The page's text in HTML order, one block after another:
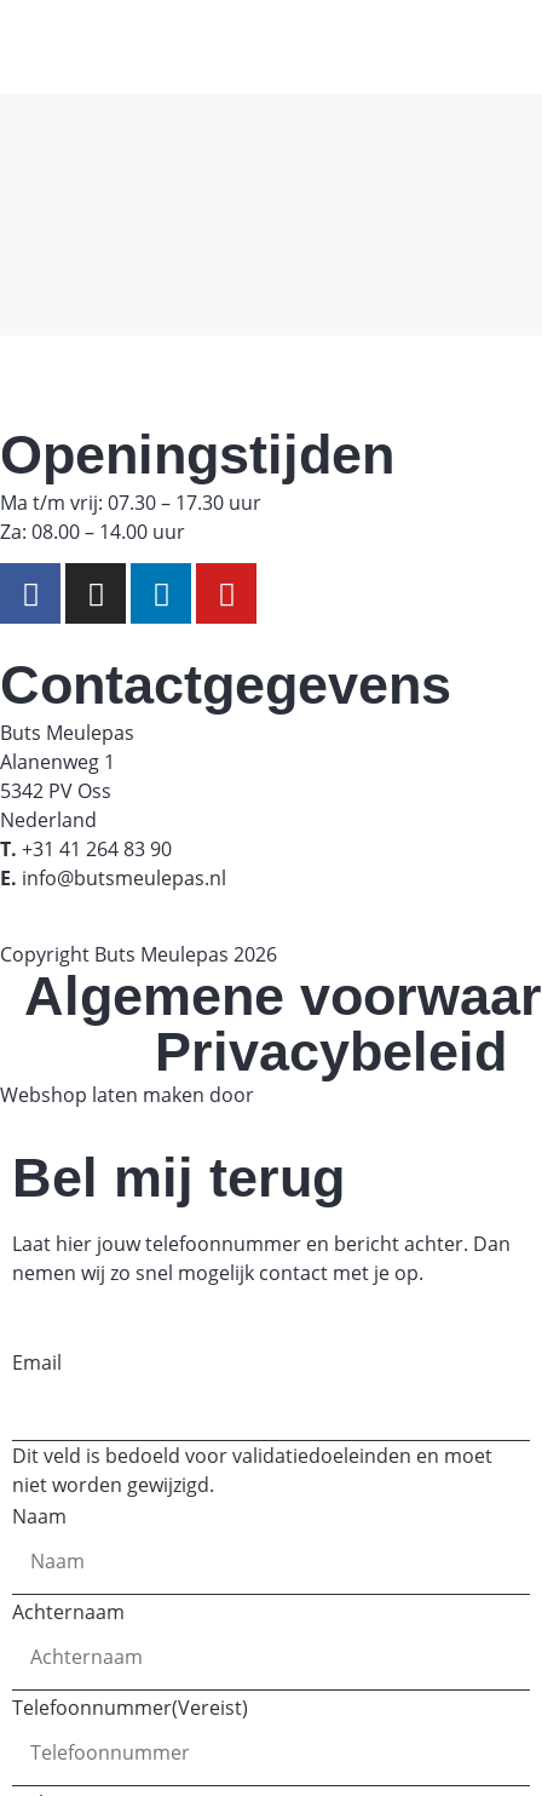
Openingstijden
Ma t/m vrij: 07.30 – 17.30 uur
Za: 08.00 – 14.00 uur
Contactgegevens
Buts Meulepas
Alanenweg 1
5342 PV Oss
Nederland
T. +31 41 264 83 90
E. info@butsmeulepas.nl
Copyright Buts Meulepas 2026
Algemene
Privacybeleid
Webshop laten maken door
Bel mij terug
Laat hier jouw telefoonnummer en bericht achter. Dan
nemen wij zo snel mogelijk contact met je op.
Email
Dit veld is bedoeld voor validatiedoeleinden en moet
niet worden gewijzigd.
Naam
Achternaam
Telefoonnummer(Vereist)